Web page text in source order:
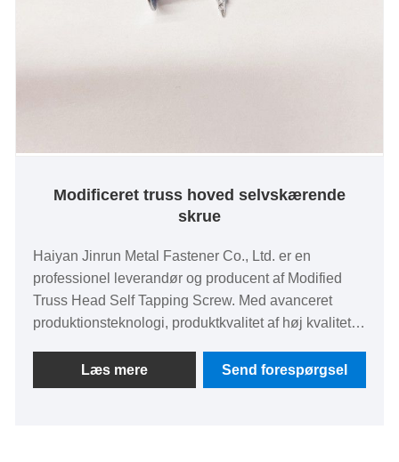
Modificeret truss hoved selvskærende
skrue
Haiyan Jinrun Metal Fastener Co., Ltd. er en
professionel leverandør og producent af Modified
Truss Head Self Tapping Screw. Med avanceret
produktionsteknologi, produktkvalitet af høj kvalitet,
virksomheden etableret et godt omdømme og et godt
image i fastgørelsesindustrien.
Læs mere Send forespørgsel